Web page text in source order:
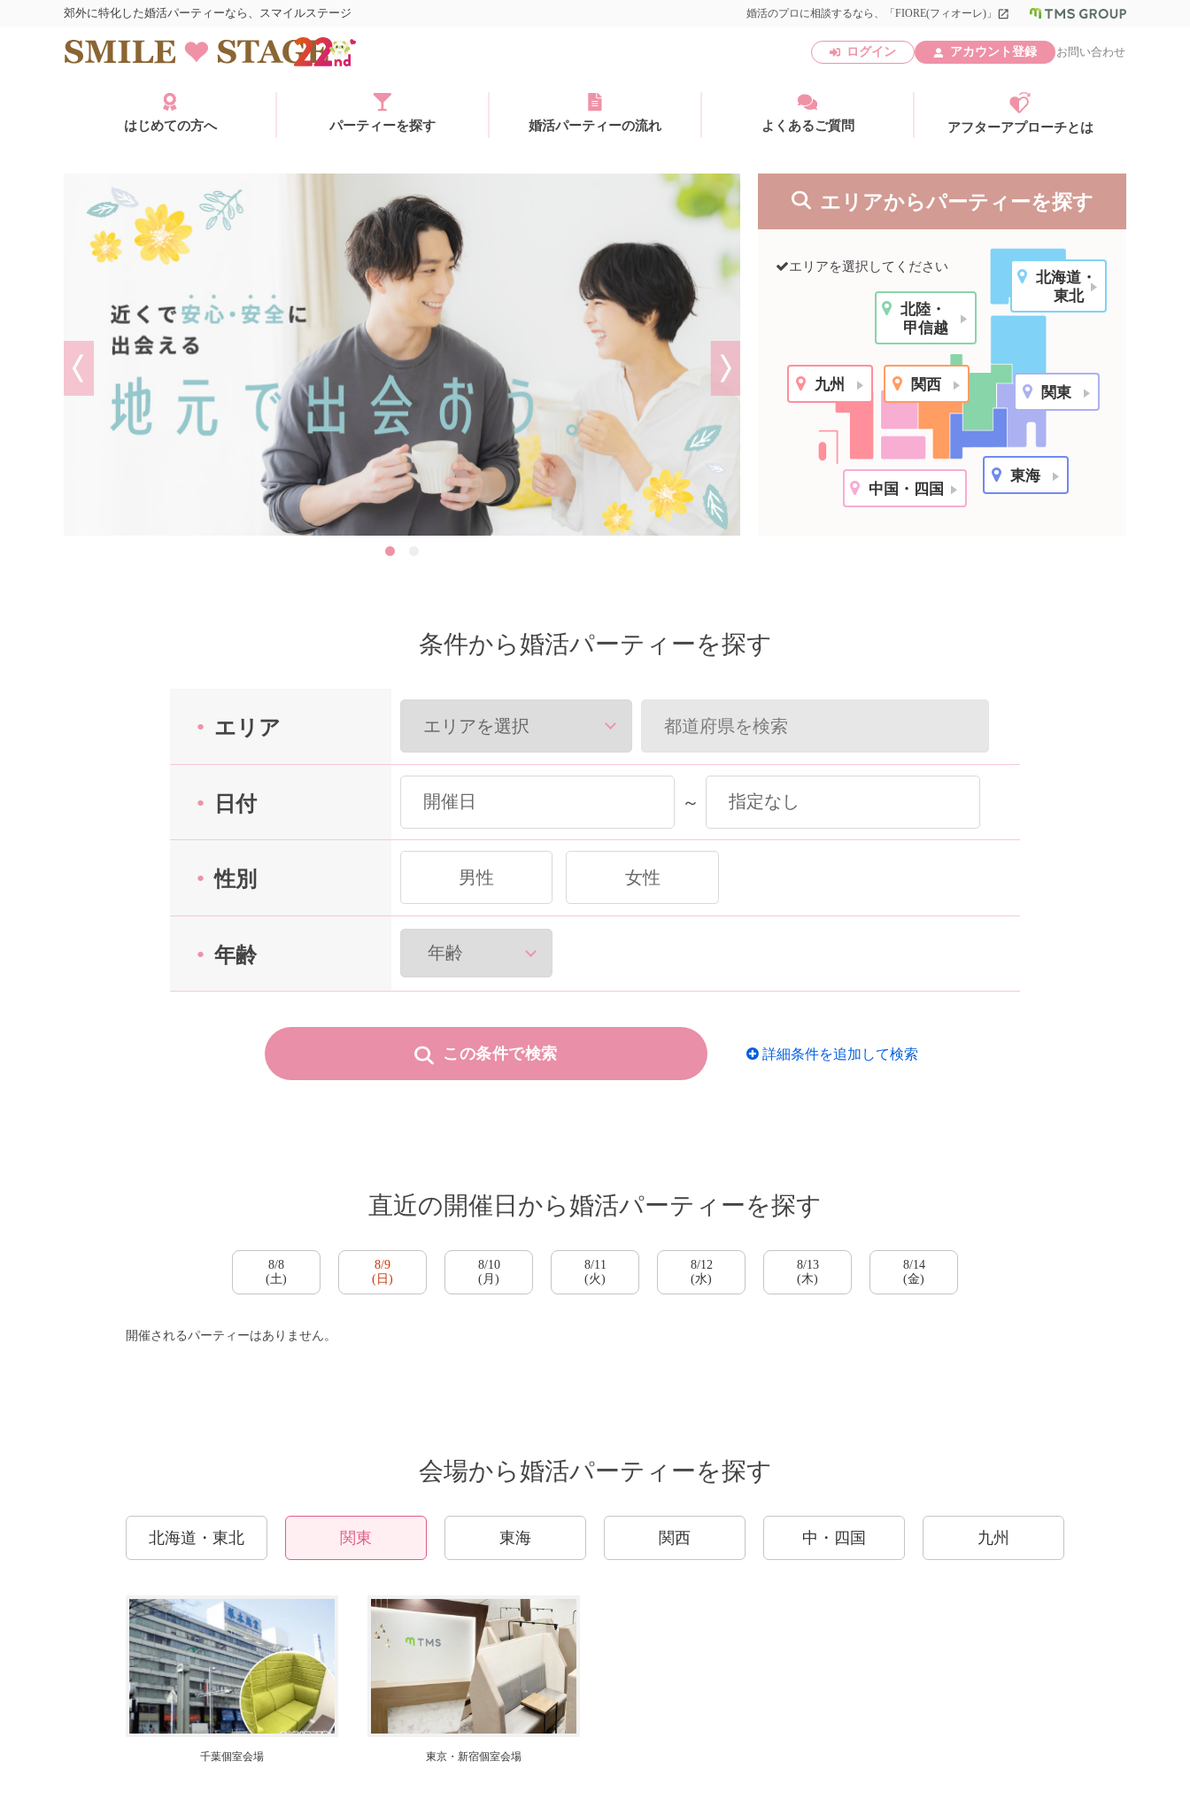
アカウント登録
はじめての方へ
今週の婚活パーティー
アフターアプローチとは
約1,300店の中から
おすすめの優良結婚相談所をご紹介
郊外に特化した婚活パーティーなら、スマイルステージ 婚活のプロに相談するなら、「FIORE(フィオーレ)」 launch
ログイン アカウント登録 お問い合わせ
はじめての方へ パーティーを探す 婚活パーティーの流れ よくあるご質問 アフターアプローチとは
エリアからパーティーを探す
エリアを選択してください
北海道・
東北
北陸・
甲信越
関東
東海
関西
中国・四国
九州
条件から婚活パーティーを探す
エリア
日付 ～
性別 男性 女性
年齢
この条件で検索 詳細条件を追加して検索
直近の開催日から婚活パーティーを探す
8/8
(土)
8/9
(日)
8/10
(月)
8/11
(火)
8/12
(水)
8/13
(木)
8/14
(金)
開催されるパーティーはありません。
会場から婚活パーティーを探す
北海道・東北 関東 東海 関西 中・四国 九州
千葉個室会場 東京・新宿個室会場